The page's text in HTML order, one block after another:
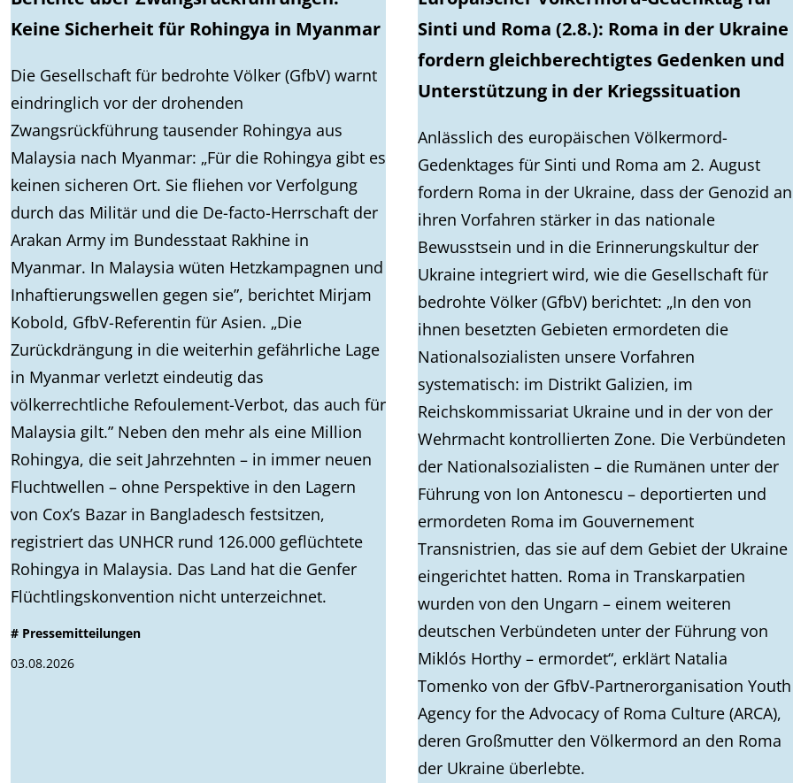
Keine Sicherheit für Rohingya in Myanmar
Die Gesellschaft für bedrohte Völker (GfbV) warnt
eindringlich vor der drohenden
Zwangsrückführung tausender Rohingya aus
Malaysia nach Myanmar: „Für die Rohingya gibt es
keinen sicheren Ort. Sie fliehen vor Verfolgung
durch das Militär und die De-facto-Herrschaft der
Arakan Army im Bundesstaat Rakhine in
Myanmar. In Malaysia wüten Hetzkampagnen und
Inhaftierungswellen gegen sie”, berichtet Mirjam
Kobold, GfbV-Referentin für Asien. „Die
Zurückdrängung in die weiterhin gefährliche Lage
in Myanmar verletzt eindeutig das
völkerrechtliche Refoulement-Verbot, das auch für
Malaysia gilt.” Neben den mehr als eine Million
Rohingya, die seit Jahrzehnten – in immer neuen
Fluchtwellen – ohne Perspektive in den Lagern
von Cox’s Bazar in Bangladesch festsitzen,
registriert das UNHCR rund 126.000 geflüchtete
Rohingya in Malaysia. Das Land hat die Genfer
Flüchtlingskonvention nicht unterzeichnet.
# Pressemitteilungen
03.08.2026
Sinti und Roma (2.8.): Roma in der Ukraine
fordern gleichberechtigtes Gedenken und
Unterstützung in der Kriegssituation
Anlässlich des europäischen Völkermord-
Gedenktages für Sinti und Roma am 2. August
fordern Roma in der Ukraine, dass der Genozid an
ihren Vorfahren stärker in das nationale
Bewusstsein und in die Erinnerungskultur der
Ukraine integriert wird, wie die Gesellschaft für
bedrohte Völker (GfbV) berichtet: „In den von
ihnen besetzten Gebieten ermordeten die
Nationalsozialisten unsere Vorfahren
systematisch: im Distrikt Galizien, im
Reichskommissariat Ukraine und in der von der
Wehrmacht kontrollierten Zone. Die Verbündeten
der Nationalsozialisten – die Rumänen unter der
Führung von Ion Antonescu – deportierten und
ermordeten Roma im Gouvernement
Transnistrien, das sie auf dem Gebiet der Ukraine
eingerichtet hatten. Roma in Transkarpatien
wurden von den Ungarn – einem weiteren
deutschen Verbündeten unter der Führung von
Miklós Horthy – ermordet“, erklärt Natalia
Tomenko von der GfbV-Partnerorganisation Youth
Agency for the Advocacy of Roma Culture (ARCA),
deren Großmutter den Völkermord an den Roma
der Ukraine überlebte.